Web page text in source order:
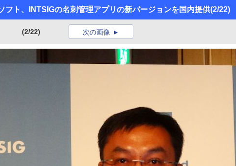
フト、INTSIGの名刺管理アプリの新バージョンを国内提供(2/22)
(2/22) 次の画像